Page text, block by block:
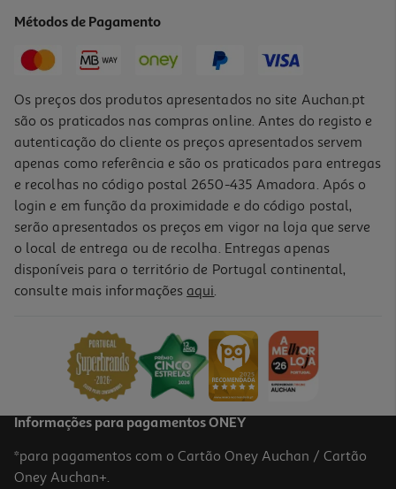
Métodos de Pagamento
Os preços dos produtos apresentados no site Auchan.pt
são os praticados nas compras online. Antes do registo e
autenticação do cliente os preços apresentados servem
apenas como referência e são os praticados para entregas
e recolhas no código postal 2650-435 Amadora. Após o
login e em função da proximidade e do código postal,
serão apresentados os preços em vigor na loja que serve
o local de entrega ou de recolha. Entregas apenas
disponíveis para o território de Portugal continental,
consulte mais informações aqui.
Informações para pagamentos ONEY
*para pagamentos com o Cartão Oney Auchan / Cartão
Oney Auchan+.